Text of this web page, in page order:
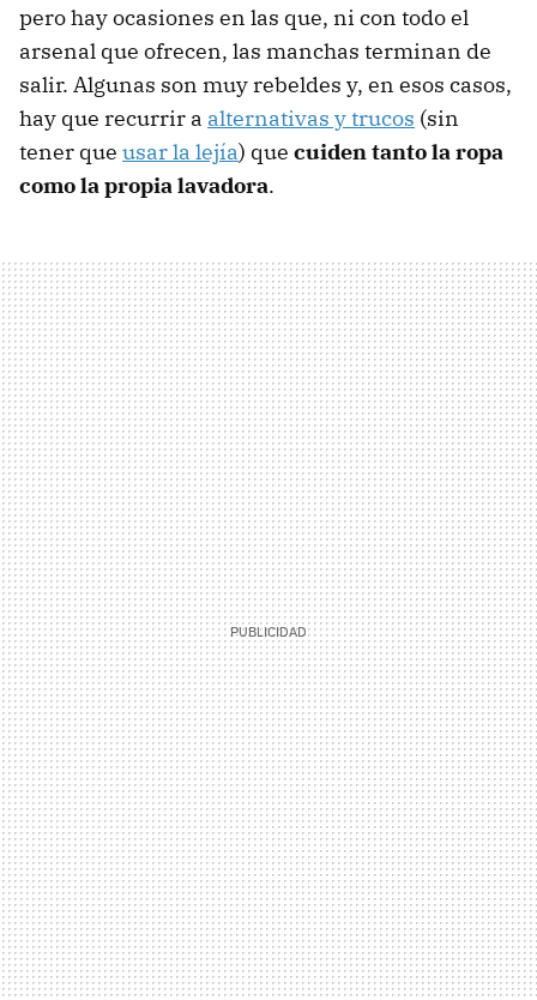
pero hay ocasiones en las que, ni con todo el
arsenal que ofrecen, las manchas terminan de
salir. Algunas son muy rebeldes y, en esos casos,
hay que recurrir a alternativas y trucos (sin
tener que usar la lejía) que cuiden tanto la ropa
como la propia lavadora.